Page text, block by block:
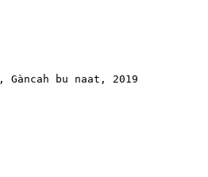
, Gàncah bu naat, 2019